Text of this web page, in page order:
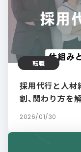
転職
採用代行と人材
割、関わり方を
2026/01/30